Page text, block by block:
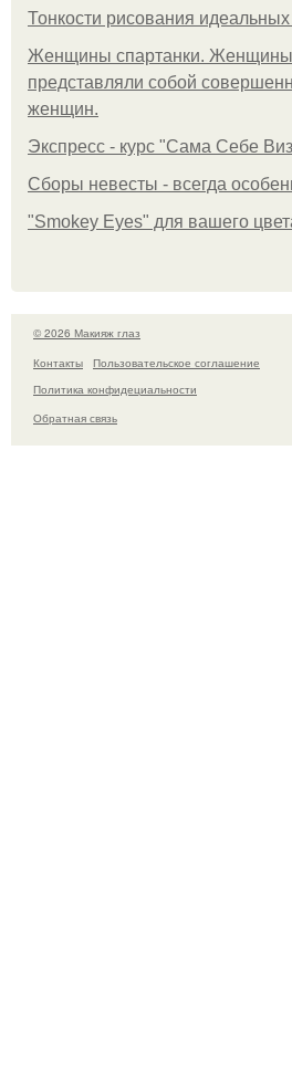
Тонкости рисования идеальных
Женщины спартанки.
представляли собой
женщин.
Экспресс - курс "Сама Себе
Сборы невесты - всегда
"Smokey Eyes" для вашего
© 2026 Макияж глаз
Контакты
Пользовательское соглашение
Политика конфидециальности
Обратная связь